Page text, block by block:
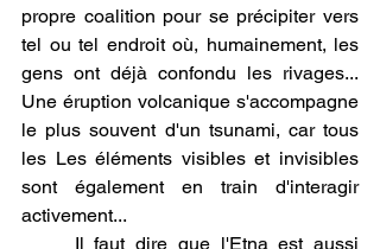
propre coalition pour se précipiter vers
tel ou tel endroit où, humainement, les
gens ont déjà confondu les rivages...
Une éruption volcanique s'accompagne
le plus souvent d'un tsunami, car tous
les Les éléments visibles et invisibles
sont également en train d'interagir
activement...